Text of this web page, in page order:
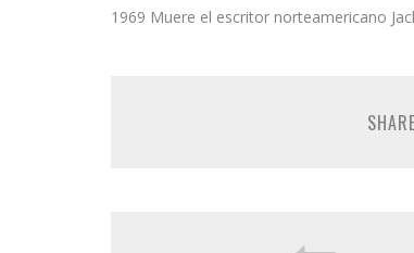
1969 Muere el escritor norteamericano